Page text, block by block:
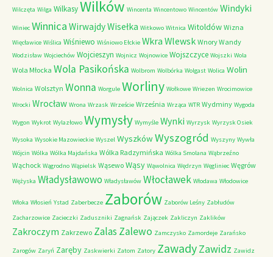
Wilczęta Wilga WilkasyWilków Wincenta Wincentowo Wincentów Windyki
Winiec Winnica WirwajdyWisełka Witkowo Witnica Witoldów Wizna
Więcławice Wiślica Wiśniewo Wiśniowo Ełckie Wkra Wlewsk Wnory Wandy
Wodzisław Wojciechów Wojcieszyn Wojnicz Wojnowice Wojszczyce Wojszki Wola
Wola Młocka Wola Pasikońska Wolbrom Wolbórka Wolgast Wolica Wolin
Wolnica Wolsztyn Wonna Worgule Worliny Wołkowe Wriezen Wrocimowice
Wrocki Wrocław Wrona Wrzask Wrzeście Września Wrząca WTR Wydminy Wygoda
Wygon Wykrot Wylazłowo Wymysły Wymyśle Wynki Wyrzysk Wyrzysk Osiek
Wysoka Wysokie Mazowieckie Wyszel WyszkówWyszogród Wyszyny Wywła
Wójcin Wólka Wólka Majdańska Wólka Radzymińska Wólka Smolana Wąbrzeźno
Wąchock Wągrodno Wąpielsk Wąsewo Wąsy Wąwolnica Wędrzyn Węgliniec Węgrów
Wężyska Władysławowo Władysławów Włocławek Włodawa Włodowice
Włoka Włosień Ystad Zaberbecze Zaborów Zaborów Leśny Zabłudów
Zacharzowice Zacieczki Zaduszniki Zagnańsk Zajączek Zakliczyn Zaklików
Zakroczym Zakrzewo ZalasZalewo Zamczysko Zamordeje Zarańsko
Zarogów Zaryń Zaręby Zaskwierki Zatom Zatory ZawadyZawidz Zawidz